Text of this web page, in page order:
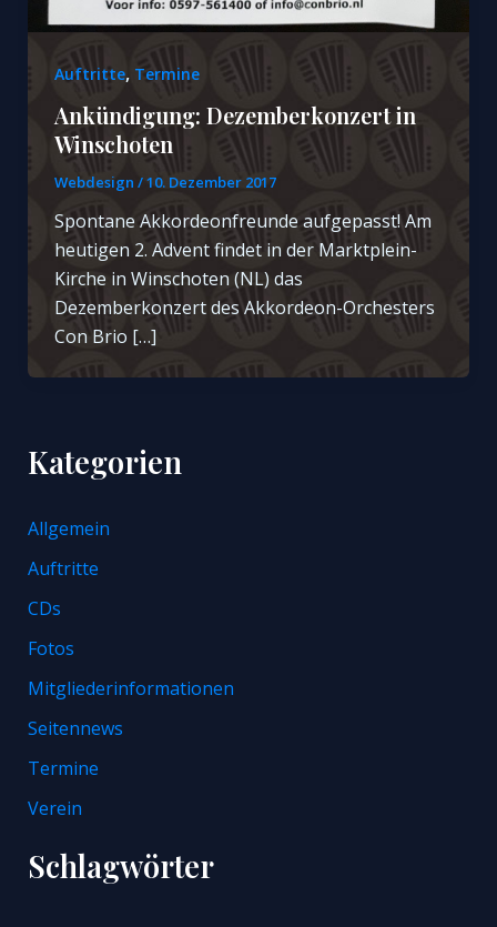
Auftritte, Termine
Ankündigung: Dezemberkonzert in
Winschoten
Webdesign /10. Dezember 2017
Spontane Akkordeonfreunde aufgepasst! Am
heutigen 2. Advent findet in der Marktplein-
Kirche in Winschoten (NL) das
Dezemberkonzert des Akkordeon-Orchesters
Con Brio […]
Kategorien
Allgemein
Auftritte
CDs
Fotos
Mitgliederinformationen
Seitennews
Termine
Verein
Schlagwörter